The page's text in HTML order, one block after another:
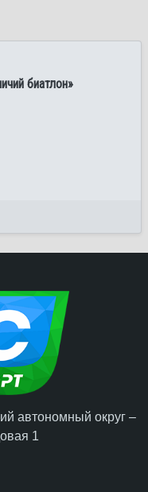
биатлон»
автономный округ –
1